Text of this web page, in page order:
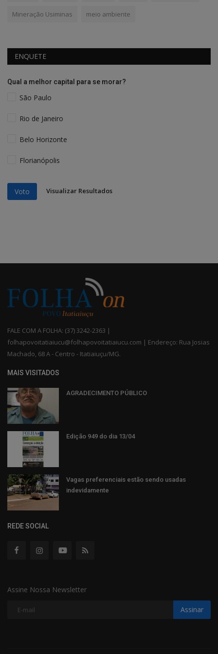
Mineração Usiminas meio ambiente
ENQUETE
Qual a melhor capital para se morar?
São Paulo
Rio de Janeiro
Belo Horizonte
Florianópolis
Voto Visualizar Resultados
FALE COM A FOLHA: (37) 3242-2363 |
folhapovoitatiaiucu@folhapovoitatiaiucu.com | Endereço: Rua Josias
Machado, 68 A - Centro - Itatiaiuçu/MG.
MAIS VISITADOS
AGRADECIMENTO PÚBLICO
Edição 949 do dia 13/04
Vagas preferenciais estão sendo usadas
indevidamente
REDE SOCIAL
Assine Nossa Newsletter
Assinar